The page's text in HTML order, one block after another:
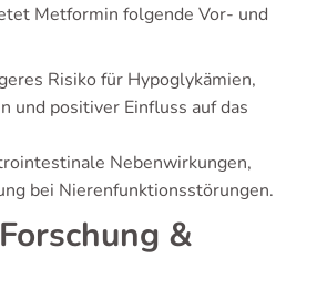
Metformin folgende Vor- und
Risiko für Hypoglykämien,
und positiver Einfluss auf das
Nebenwirkungen,
bei Nierenfunktionsstörungen.
&